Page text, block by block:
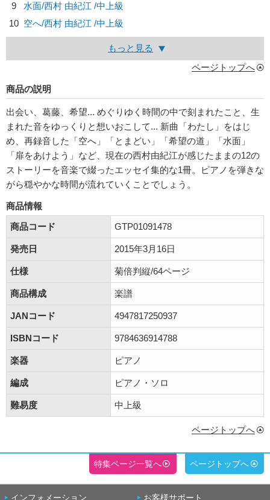
9
水面/西村 由紀江 /中上級
10 空へ/西村 由紀江 /中上級
もっと見る
ページトップへ
商品の説明
出会い、葛藤、希望... めぐりゆく時間の中で刻まれたこと、生
まれた音をゆっくりと想いおこして... 新曲「わたし」をはじ
め、再録音した「空へ」「とまどい」「希望の道」「水面」
「扉をあけよう」など、現在の西村由紀江が感じたままの12の
ストーリーを音楽で綴ったエッセイ集的な1冊。ピアノを弾きな
がら穏やかな時間が流れていくことでしょう。
商品情報
商品コード
GTP01091478
発売日 2015年3月16日
仕様 菊倍判縦/64ページ
商品構成 楽譜
JANコード 4947817250937
ISBNコード 9784636914788
楽器 ピアノ
編成 ピアノ・ソロ
難易度 中上級
ページトップへ
特集ページ一覧へ ページトップへ
インフォメーション お客様サポート